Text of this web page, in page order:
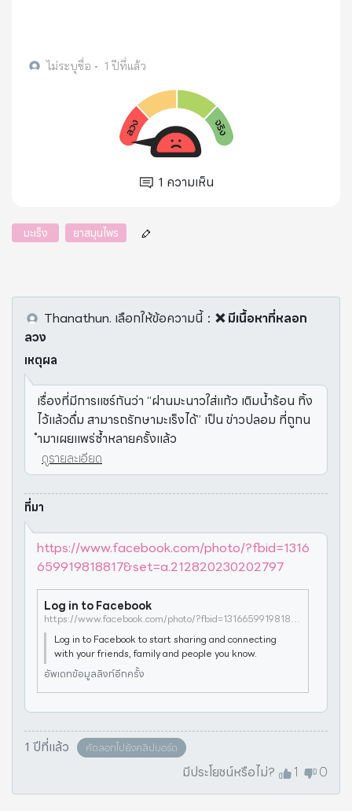
ไม่ระบุชื่อ • 1 ปีที่แล้ว
1 ความเห็น
มะเร็ง ยาสมุนไพร
Thanathun. เลือกให้ข้อความนี้： ❌ มีเนื้อหาที่หลอก
ลวง
เหตุผล
เรื่องที่มีการแชร์กันว่า “ฝานมะนาวใส่แก้ว เติมน้ำร้อน ทิ้ง
ไว้แล้วดื่ม สามารถรักษามะเร็งได้” เป็น ข่าวปลอม ที่ถูกน
ำมาเผยแพร่ซ้ำหลายครั้งแล้ว
ดูรายละเอียด
ที่มา
https://www.facebook.com/photo/?fbid=1316
659919818817&set=a.212820230202797
Log in to Facebook
https://www.facebook.com/photo/?fbid=1316659919818817&set=a.212820230202797
Log in to Facebook to start sharing and connecting
with your friends, family and people you know.
อัพเดทข้อมูลลิงก์อีกครั้ง
1 ปีที่แล้ว คัดลอกไปยังคลิปบอร์ด
มีประโยชน์หรือไม่? 1 0